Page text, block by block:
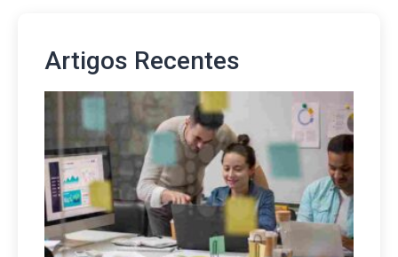
Artigos Recentes